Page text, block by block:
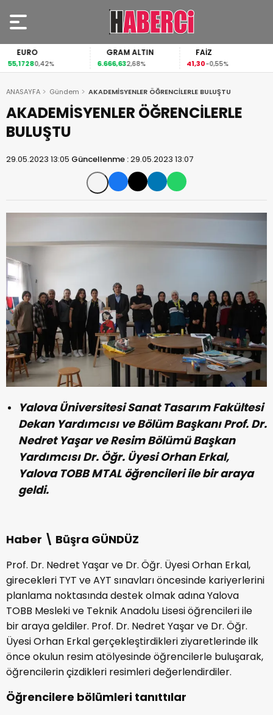
EURO
55,17280,42%
GRAM ALTIN
6.666,632,68%
FAİZ
41,30-0,55%
ANASAYFA Gündem AKADEMİSYENLER ÖĞRENCİLERLE BULUŞTU
AKADEMİSYENLER ÖĞRENCİLERLE
BULUŞTU
29.05.2023 13:05 Güncellenme :29.05.2023 13:07
Yalova Üniversitesi Sanat Tasarım Fakültesi
Dekan Yardımcısı ve Bölüm Başkanı Prof. Dr.
Nedret Yaşar ve Resim Bölümü Başkan
Yardımcısı Dr. Öğr. Üyesi Orhan Erkal,
Yalova TOBB MTAL öğrencileri ile bir araya
geldi.
Haber \ Büşra GÜNDÜZ
Prof. Dr. Nedret Yaşar ve Dr. Öğr. Üyesi Orhan Erkal,
girecekleri TYT ve AYT sınavları öncesinde kariyerlerini
planlama noktasında destek olmak adına Yalova
TOBB Mesleki ve Teknik Anadolu Lisesi öğrencileri ile
bir araya geldiler. Prof. Dr. Nedret Yaşar ve Dr. Öğr.
Üyesi Orhan Erkal gerçekleştirdikleri ziyaretlerinde ilk
önce okulun resim atölyesinde öğrencilerle buluşarak,
öğrencilerin çizdikleri resimleri değerlendirdiler.
Öğrencilere bölümleri tanıttılar